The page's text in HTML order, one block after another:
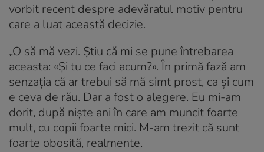
vorbit recent despre adevăratul motiv pentru
care a luat această decizie.
„O să mă vezi. Știu că mi se pune întrebarea
aceasta: «Și tu ce faci acum?». În primă fază am
senzația că ar trebui să mă simt prost, ca și cum
e ceva de rău. Dar a fost o alegere. Eu mi-am
dorit, după niște ani în care am muncit foarte
mult, cu copii foarte mici. M-am trezit că sunt
foarte obosită, realmente.